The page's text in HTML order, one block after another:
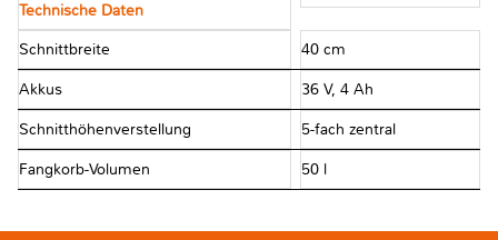
Technische Daten
Schnittbreite 40 cm
Akkus 36 V, 4 Ah
Schnitthöhenverstellung 5-fach zentral
Fangkorb-Volumen 50 l